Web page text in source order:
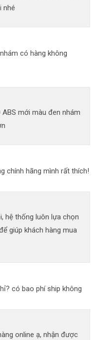
nhé
có hàng không
mới màu đen nhám
chính hãng mình rất thích!
hệ thống luôn lựa chọn
giúp khách hàng mua
có bao phí ship không
online ạ, nhận được